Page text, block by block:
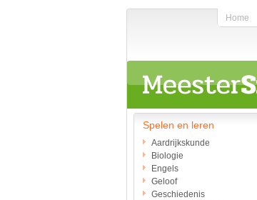
Home
Spelen en leren
Aardrijkskunde
Biologie
Engels
Geloof
Geschiedenis